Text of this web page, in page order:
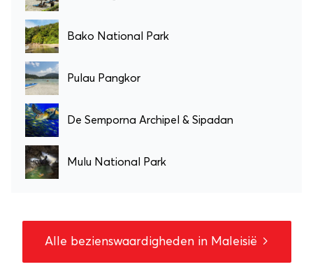
Bako National Park
Pulau Pangkor
De Semporna Archipel & Sipadan
Mulu National Park
Alle bezienswaardigheden in Maleisië